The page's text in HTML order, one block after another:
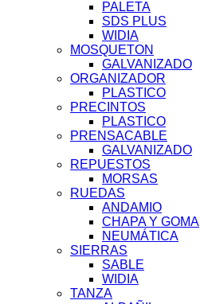
PALETA
SDS PLUS
WIDIA
MOSQUETON
GALVANIZADO
ORGANIZADOR
PLASTICO
PRECINTOS
PLASTICO
PRENSACABLE
GALVANIZADO
REPUESTOS
MORSAS
RUEDAS
ANDAMIO
CHAPA Y GOMA
NEUMÁTICA
SIERRAS
SABLE
WIDIA
TANZA